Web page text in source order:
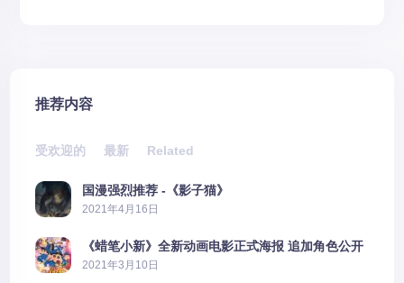
推荐内容
受欢迎的 最新 Related
国漫强烈推荐 -《影子猫》
2021年4月16日
《蜡笔小新》全新动画电影正式海报 追加角色公开
2021年3月10日